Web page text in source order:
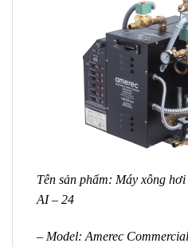
Tên sản phẩm: Máy xông
AI – 24
– Model: Amerec